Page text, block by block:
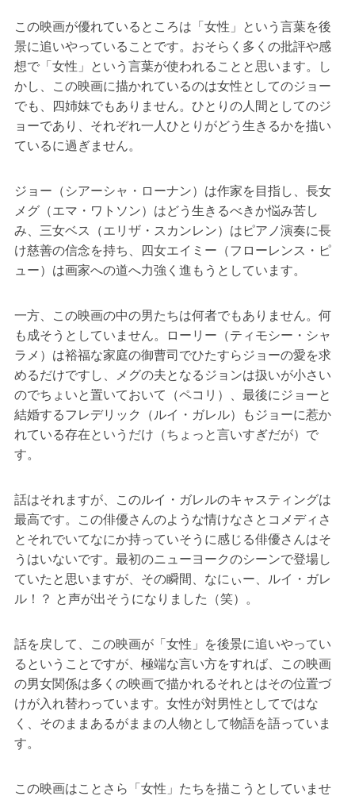
この映画が優れているところは「女性」という言葉を後
景に追いやっていることです。おそらく多くの批評や感
想で「女性」という言葉が使われることと思います。し
かし、この映画に描かれているのは女性としてのジョー
でも、四姉妹でもありません。ひとりの人間としてのジ
ョーであり、それぞれ一人ひとりがどう生きるかを描い
ているに過ぎません。
ジョー（シアーシャ・ローナン）は作家を目指し、長女
メグ（エマ・ワトソン）はどう生きるべきか悩み苦し
み、三女ベス（エリザ・スカンレン）はピアノ演奏に長
け慈善の信念を持ち、四女エイミー（フローレンス・ピ
ュー）は画家への道へ力強く進もうとしています。
一方、この映画の中の男たちは何者でもありません。何
も成そうとしていません。ローリー（ティモシー・シャ
ラメ）は裕福な家庭の御曹司でひたすらジョーの愛を求
めるだけですし、メグの夫となるジョンは扱いが小さい
のでちょいと置いておいて（ペコリ）、最後にジョーと
結婚するフレデリック（ルイ・ガレル）もジョーに惹か
れている存在というだけ（ちょっと言いすぎだが）で
す。
話はそれますが、このルイ・ガレルのキャスティングは
最高です。この俳優さんのような情けなさとコメディさ
とそれでいてなにか持っていそうに感じる俳優さんはそ
うはいないです。最初のニューヨークのシーンで登場し
ていたと思いますが、その瞬間、なにぃー、ルイ・ガレ
ル！？ と声が出そうになりました（笑）。
話を戻して、この映画が「女性」を後景に追いやってい
るということですが、極端な言い方をすれば、この映画
の男女関係は多くの映画で描かれるそれとはその位置づ
けが入れ替わっています。女性が対男性としてではな
く、そのままあるがままの人物として物語を語っていま
す。
この映画はことさら「女性」たちを描こうとしていませ